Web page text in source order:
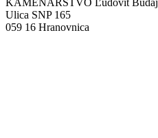
KAMENÁRSTVO Ľudovít Budaj
Ulica SNP 165
059 16 Hranovnica